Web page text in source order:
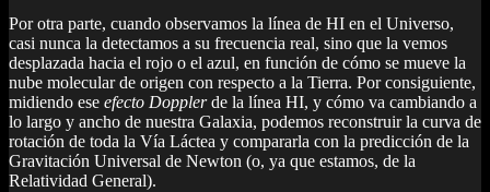
Por otra parte, cuando observamos la línea de HI en el Universo,
casi nunca la detectamos a su frecuencia real, sino que la vemos
desplazada hacia el rojo o el azul, en función de cómo se mueve la
nube molecular de origen con respecto a la Tierra. Por consiguiente,
midiendo ese efecto Dopplerde la línea HI, y cómo va cambiando a
lo largo y ancho de nuestra Galaxia, podemos reconstruir la curva de
rotación de toda la Vía Láctea y compararla con la predicción de la
Gravitación Universal de Newton (o, ya que estamos, de la
Relatividad General).